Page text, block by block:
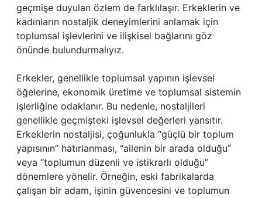
geçmişe duyulan özlem de farklılaşır. Erkeklerin ve
kadınların nostaljik deneyimlerini anlamak için
toplumsal işlevlerini ve ilişkisel bağlarını göz
önünde bulundurmalıyız.
Erkekler, genellikle toplumsal yapının işlevsel
öğelerine, ekonomik üretime ve toplumsal sistemin
işlerliğine odaklanır. Bu nedenle, nostaljileri
genellikle geçmişteki işlevsel değerleri yansıtır.
Erkeklerin nostaljisi, çoğunlukla “güçlü bir toplum
yapısının” hatırlanması, “ailenin bir arada olduğu”
veya “toplumun düzenli ve istikrarlı olduğu”
dönemlere yönelir. Örneğin, eski fabrikalarda
çalışan bir adam, işinin güvencesini ve toplumun